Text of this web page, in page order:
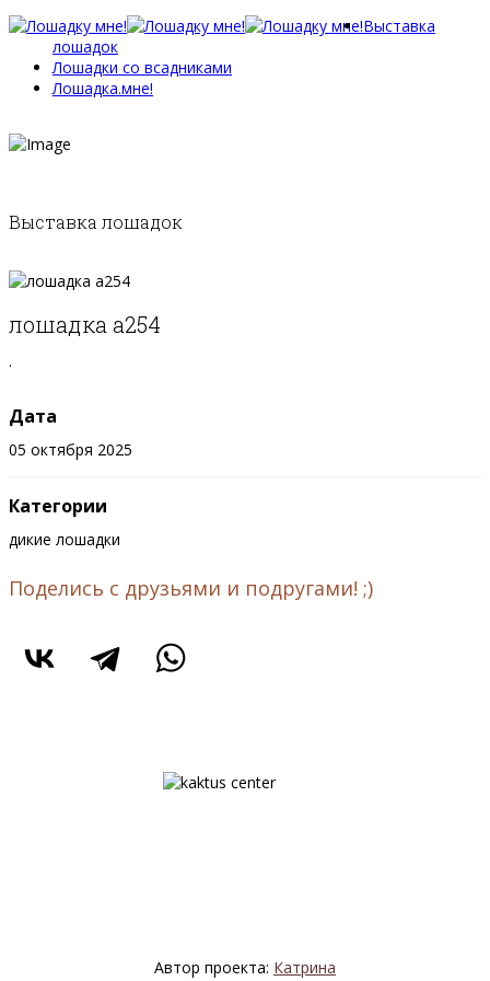
Выставка
лошадок
Лошадки со всадниками
Лошадка.мне!
Выставка лошадок
лошадка а254
.
Дата
05 октября 2025
Категории
дикие лошадки
Поделись с друзьями и подругами! ;)
Автор проекта: Катрина